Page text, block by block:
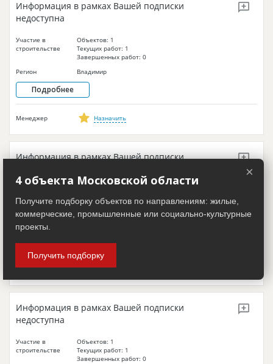
Информация в рамках Вашей подписки
недоступна
Участие в
строительстве
Объектов: 1
Текущих работ: 1
Завершенных работ: 0
Регион
Владимир
Подробнее
Менеджер Назначить
Информация в рамках Вашей подписки
строительстве
Текущих работ: 1
Завершенных работ: 0
Менеджер Назначить
Информация в рамках Вашей подписки
недоступна
Участие в
строительстве
Объектов: 1
Текущих работ: 1
Завершенных работ: 0
×
4 объекта Московской области
Получите подборку объектов по направлениям: жилые,
коммерческие, промышленные или социально-культурные
проекты.
Получить подборку